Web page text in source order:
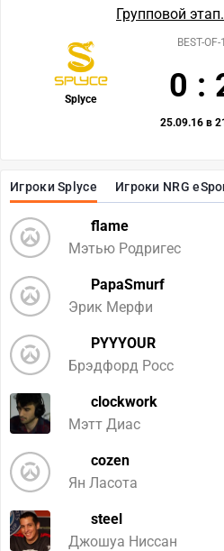
Игроки Splyce Игроки NRG
flame
Мэтью Родригес
PapaSmurf
Эрик Мерфи
PYYYOUR
Брэдфорд Росс
clockwork
Мэтт Диас
cozen
Ян Ласота
steel
Джошуа Ниссан
Групповой
Splyce
BEST-OF-1
0 :
25.09.16 в